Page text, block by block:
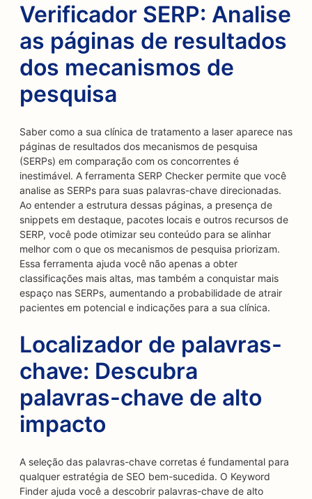
Verificador SERP: Analise
as páginas de resultados
dos mecanismos de
pesquisa
Saber como a sua clínica de tratamento a laser aparece nas
páginas de resultados dos mecanismos de pesquisa
(SERPs) em comparação com os concorrentes é
inestimável. A ferramenta SERP Checker permite que você
analise as SERPs para suas palavras-chave direcionadas.
Ao entender a estrutura dessas páginas, a presença de
snippets em destaque, pacotes locais e outros recursos de
SERP, você pode otimizar seu conteúdo para se alinhar
melhor com o que os mecanismos de pesquisa priorizam.
Essa ferramenta ajuda você não apenas a obter
classificações mais altas, mas também a conquistar mais
espaço nas SERPs, aumentando a probabilidade de atrair
pacientes em potencial e indicações para a sua clínica.
Localizador de palavras-
chave: Descubra
palavras-chave de alto
impacto
A seleção das palavras-chave corretas é fundamental para
qualquer estratégia de SEO bem-sucedida. O Keyword
Finder ajuda você a descobrir palavras-chave de alto